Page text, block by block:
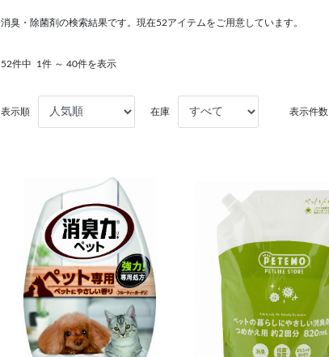
消臭・除菌剤の検索結果です。現在52アイテムをご用意しています。
52件中 1件 ～ 40件を表示
表示順 在庫 表示件数